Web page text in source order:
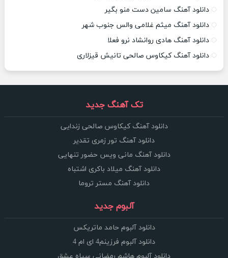
دانلود آهنگ سامین دست منو بگیر
دانلود آهنگ میثم غلامی والس جنوب شهر
دانلود آهنگ هادی روانشاد نرو فعلا
دانلود آهنگ کیکاوس صالحی تانیش قیزلاری
تک آهنگ جدید
دانلود آهنگ کیکاوس صالحی زندایی
دانلود آهنگ تور زمری تقدیر
دانلود آهنگ مانی ویس حضور تنهایی
دانلود آهنگ میلاد باکری اشتباه
دانلود آهنگ مستر تروما
آلبوم جدید
دانلود آلبوم حامد ماتریکس
دانلود آلبوم فرزینم4 ای ام 4